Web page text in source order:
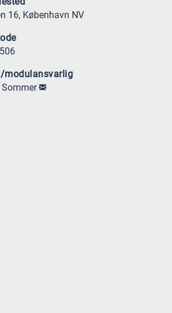
16, København NV
/modulansvarlig
Sommer